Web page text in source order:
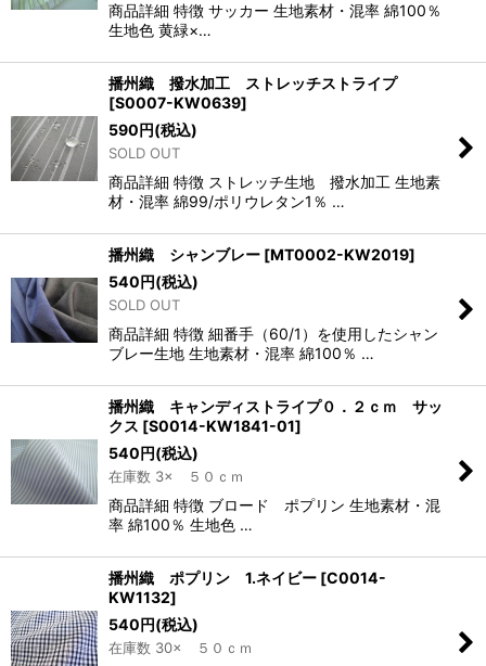
商品詳細 特徴 サッカー 生地素材・混率 綿100％
生地色 黄緑×…
播州織 撥水加工 ストレッチストライプ
[S0007-KW0639]
590円(税込)
SOLD OUT
商品詳細 特徴 ストレッチ生地 撥水加工 生地素
材・混率 綿99/ポリウレタン1％ …
播州織 シャンブレー [MT0002-KW2019]
540円(税込)
SOLD OUT
商品詳細 特徴 細番手（60/1）を使用したシャン
ブレー生地 生地素材・混率 綿100％ …
播州織 キャンディストライプ０．２ｃｍ サッ
クス [S0014-KW1841-01]
540円(税込)
在庫数 3× ５０ｃｍ
商品詳細 特徴 ブロード ポプリン 生地素材・混
率 綿100％ 生地色 …
播州織 ポプリン 1.ネイビー [C0014-
KW1132]
540円(税込)
在庫数 30× ５０ｃｍ